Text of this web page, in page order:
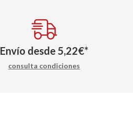
Envío desde 5,22€*
consulta condiciones